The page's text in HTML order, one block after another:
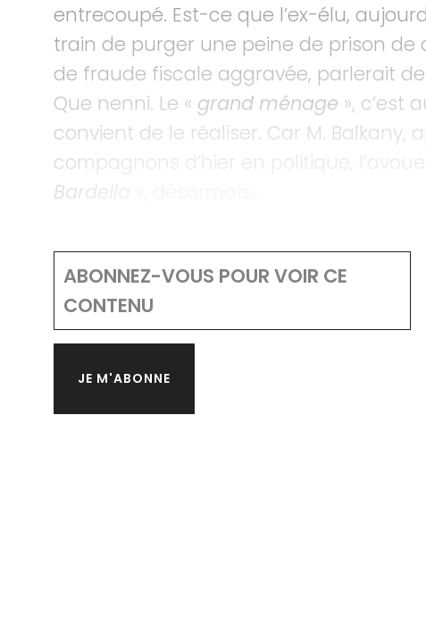
entrecoupé. Est-ce que l’ex-élu,
train de purger une peine de prison
de fraude fiscale aggravée, parlerait
Que nenni. Le « grand ménage », c’est
convient de le réaliser. Car M.
compagnons d’hier en politique,
Bardella
ABONNEZ-VOUS POUR VOIR CE
CONTENU
JE M'ABONNE